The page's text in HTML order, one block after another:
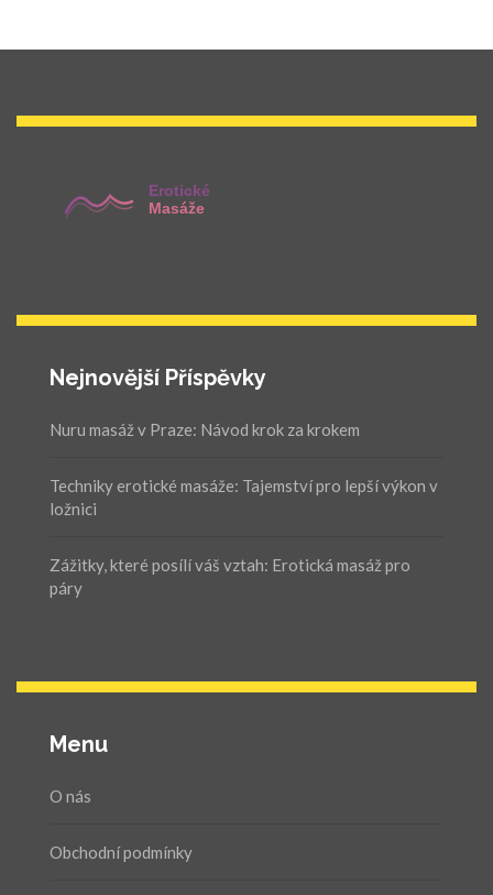
Nejnovější Příspěvky
Nuru masáž v Praze: Návod krok za krokem
Techniky erotické masáže: Tajemství pro lepší výkon v
ložnici
Zážitky, které posílí váš vztah: Erotická masáž pro
páry
Menu
O nás
Obchodní podmínky